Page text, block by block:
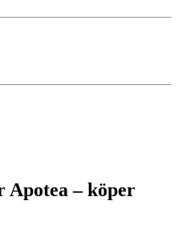
Apotea – köper